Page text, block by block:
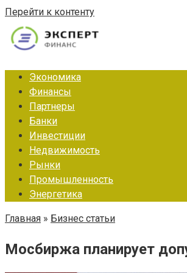
Перейти к контенту
Экономика
Финансы
Партнеры
Банки
Инвестиции
Недвижимость
Рынки
Промышленность
Энергетика
Главная » Бизнес статьи
Мосбиржа планирует